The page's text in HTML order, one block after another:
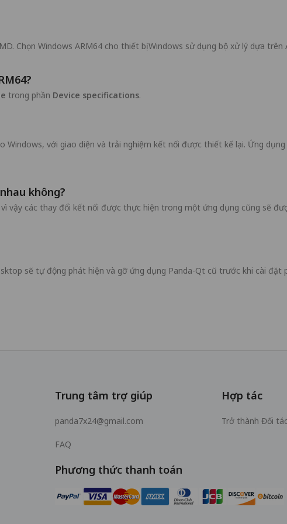
Chọn Windows ARM64 cho thiết bị Windows sử dụng bộ xử lý dựa trên
trong phần Device specifications.
Windows, với giao diện và trải nghiệm kết nối được thiết kế lại. Ứng
không?
vậy các thay đổi kết nối được thực hiện trong một ứng dụng cũng sẽ
sẽ tự động phát hiện và gỡ ứng dụng Panda-Qt cũ trước khi cài đặt
Trung tâm trợ giúp
panda7x24@gmail.com
FAQ
Hợp tác
Trở thành Đối tác
Phương thức thanh toán